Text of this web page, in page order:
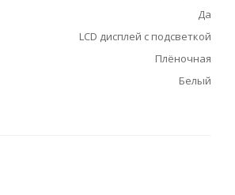
Да
LCD дисплей с подсветкой
Плёночная
Белый